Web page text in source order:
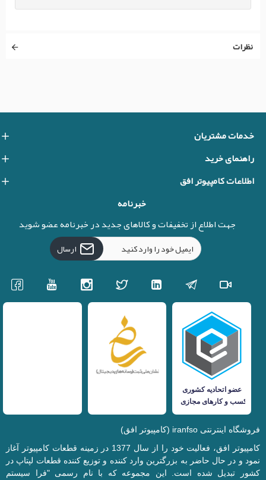
نظرات
خدمات مشتریان
راهنمای خرید
اطلاعات کامپیوتر افق
خبرنامه
جهت اطلاع از تخفیفات و کالاهای جدید در خبرنامه عضو شوید
ارسال
فروشگاه اینترنتی iranfso (کامپیوتر افق)
کامپیوتر افق، فعالیت خود را از سال 1377 در زمینه قطعات کامپیوتر آغاز
نمود و در حال حاضر به بزرگترین وارد کننده و توزیع کننده قطعات لپتاپ در
کشور تبدیل شده است. این مجموعه که با نام رسمی "فرا سیستم